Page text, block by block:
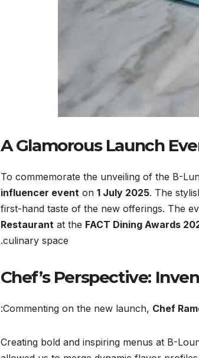
A Glamorous Launch
To commemorate the unveiling of the B-
influencer eventon 1 July 2025. The
first-hand taste of the new offerings. The
Restaurantat the FACT Dining Awards
culinary space.
Chef’s Perspective:
Commenting on the new launch, Chef
“Creating bold and inspiring menus at B-